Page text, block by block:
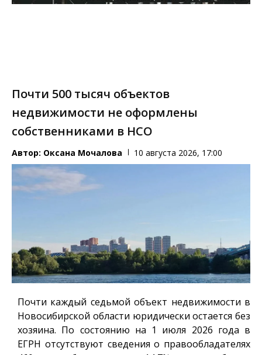
Почти 500 тысяч объектов
недвижимости не оформлены
собственниками в НСО
Автор: Оксана Мочалова 10 августа 2026, 17:00
Почти каждый седьмой объект недвижимости в
Новосибирской области юридически остается без
хозяина. По состоянию на 1 июля 2026 года в
ЕГРН отсутствуют сведения о правообладателях